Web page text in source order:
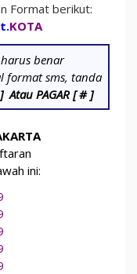
Format berikut:
KOTA
benar
format sms, tanda
]Atau PAGAR [ # ]
ini: